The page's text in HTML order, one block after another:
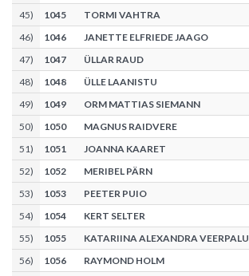
45) 1045
TORMI VAHTRA
46) 1046
JANETTE ELFRIEDE JAAGO
47) 1047
ÜLLAR RAUD
48) 1048
ÜLLE LAANISTU
49) 1049
ORM MATTIAS SIEMANN
50) 1050
MAGNUS RAIDVERE
51) 1051
JOANNA KAARET
52) 1052
MERIBEL PÄRN
53) 1053
PEETER PUIO
54) 1054
KERT SELTER
55) 1055
KATARIINA ALEXANDRA VEERPALU
56) 1056
RAYMOND HOLM